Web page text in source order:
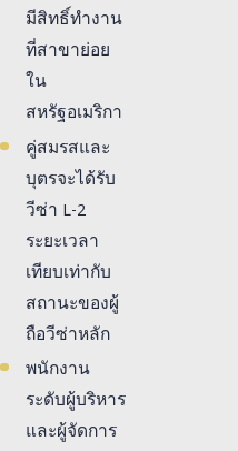
มีสิทธิ์ทำงาน
ที่สาขาย่อย
ใน
สหรัฐอเมริกา
คู่สมรสและ
บุตรจะได้รับ
วีซ่า L-2
ระยะเวลา
เทียบเท่ากับ
สถานะของผู้
ถือวีซ่าหลัก
พนักงาน
ระดับผู้บริหาร
และผู้จัดการ